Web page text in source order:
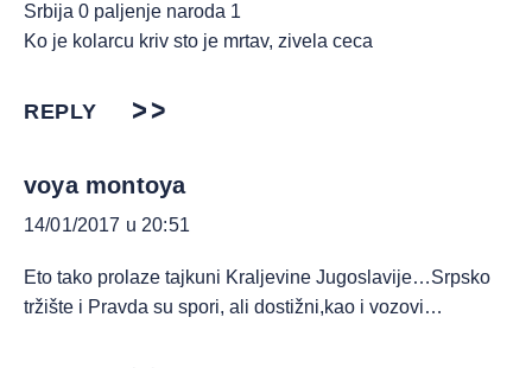
Srbija 0 paljenje naroda 1
Ko je kolarcu kriv sto je mrtav, zivela ceca
REPLY
voya montoya
14/01/2017 u 20:51
Eto tako prolaze tajkuni Kraljevine Jugoslavije…Srpsko
tržište i Pravda su spori, ali dostižni,kao i vozovi…